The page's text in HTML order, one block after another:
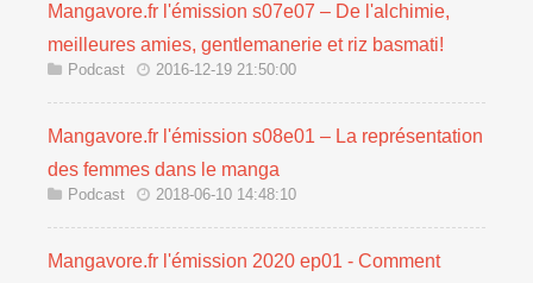
Mangavore.fr l'émission s07e07 – De l'alchimie,
meilleures amies, gentlemanerie et riz basmati!
Podcast 2016-12-19 21:50:00
Mangavore.fr l'émission s08e01 – La représentation
des femmes dans le manga
Podcast 2018-06-10 14:48:10
Mangavore.fr l'émission 2020 ep01 - Comment